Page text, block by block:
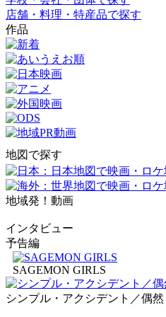
店舗・料理・特産品で探す
作品
地図で探す
地域発！動画
インタビュー
予告編
SAGEMON GIRLS
シンプル・アクシデント／偶然